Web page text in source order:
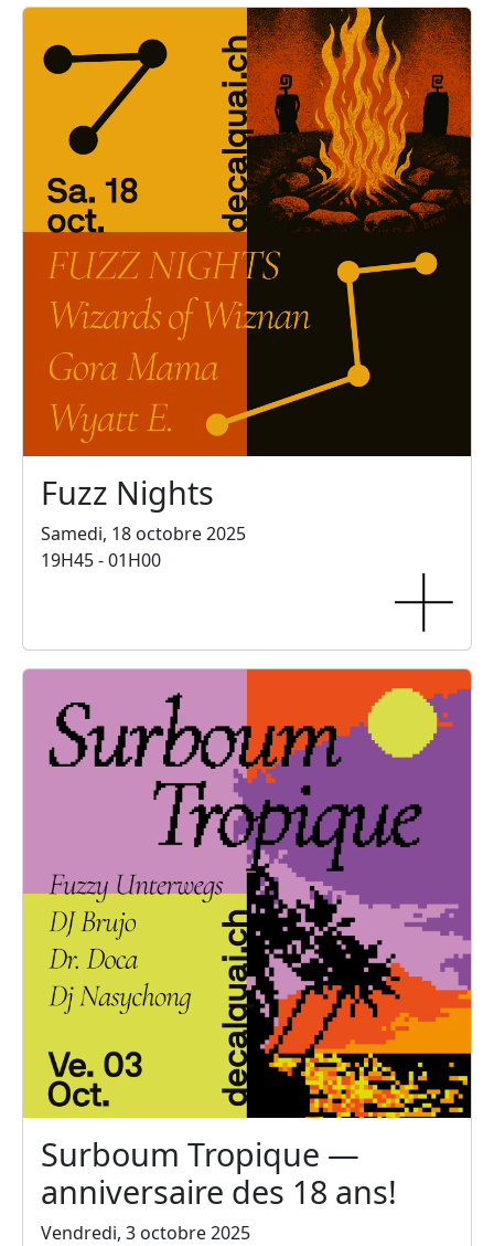
Fuzz Nights
Samedi, 18 octobre 2025
19H45 - 01H00
Surboum Tropique —
anniversaire des 18 ans!
Vendredi, 3 octobre 2025